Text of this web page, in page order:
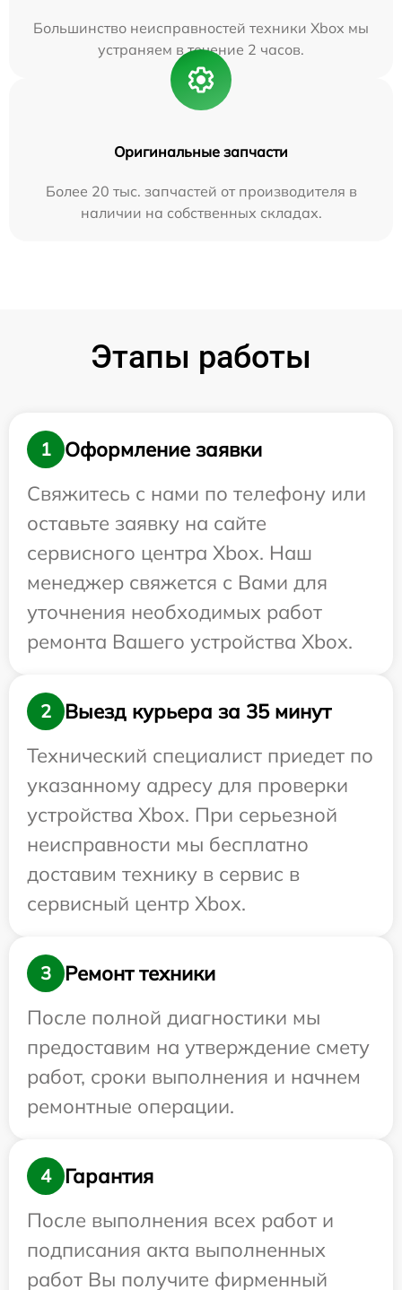
Большинство неисправностей техники Xbox мы
устраняем в течение 2 часов.
Оригинальные запчасти
Более 20 тыс. запчастей от производителя в
наличии на собственных складах.
Этапы работы
1
Оформление заявки
Свяжитесь с нами по телефону или
оставьте заявку на сайте
сервисного центра Xbox. Наш
менеджер свяжется с Вами для
уточнения необходимых работ
ремонта Вашего устройства Xbox.
2
Выезд курьера за 35 минут
Технический специалист приедет по
указанному адресу для проверки
устройства Xbox. При серьезной
неисправности мы бесплатно
доставим технику в сервис в
сервисный центр Xbox.
3
Ремонт техники
После полной диагностики мы
предоставим на утверждение смету
работ, сроки выполнения и начнем
ремонтные операции.
4
Гарантия
После выполнения всех работ и
подписания акта выполненных
работ Вы получите фирменный